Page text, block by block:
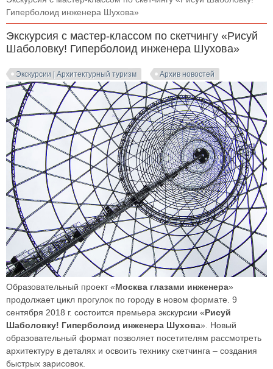
Гиперболоид инженера Шухова»
Экскурсия с мастер-классом по скетчингу «Рисуй
Шаболовку! Гиперболоид инженера Шухова»
Экскурсии | Архитектурный туризм Архив новостей
Образовательный проект «Москва глазами инженера»
продолжает цикл прогулок по городу в новом формате. 9
сентября 2018 г. состоится премьера экскурсии «Рисуй
Шаболовку! Гиперболоид инженера Шухова». Новый
образовательный формат позволяет посетителям рассмотреть
архитектуру в деталях и освоить технику скетчинга – создания
быстрых зарисовок.